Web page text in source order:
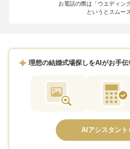
お電話の際は「ウエディン
というとスムー
理想の結婚式場探しをAIがお手伝
AIアシスタント